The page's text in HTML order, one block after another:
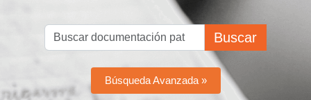
Buscar
Búsqueda Avanzada »